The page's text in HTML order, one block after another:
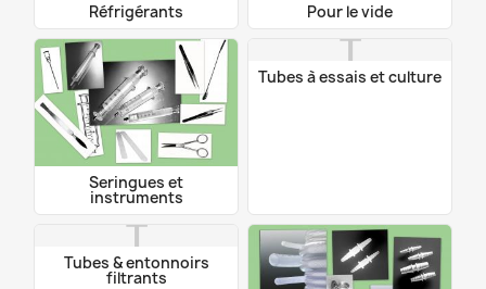
Réfrigérants Pour le vide
Seringues et
instruments
T
Tubes à essais et culture
T
Tubes & entonnoirs
filtrants